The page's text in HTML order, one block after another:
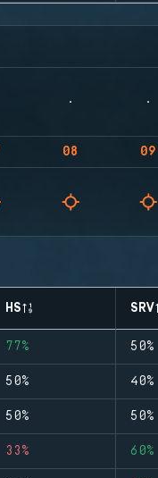
08 09
HS SRV
77% 50%
50% 40%
50% 50%
33% 60%